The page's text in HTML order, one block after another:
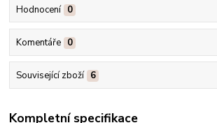
Hodnocení 0
Komentáře 0
Související zboží 6
Kompletní specifikace